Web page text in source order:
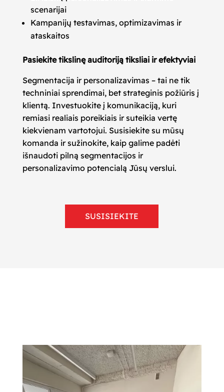
scenarijai
Kampanijų testavimas, optimizavimas ir
ataskaitos
Pasiekite tikslinę auditoriją tiksliai ir efektyviai
Segmentacija ir personalizavimas – tai ne tik
techniniai sprendimai, bet strateginis požiūris į
klientą. Investuokite į komunikaciją, kuri
remiasi realiais poreikiais ir suteikia vertę
kiekvienam vartotojui. Susisiekite su mūsų
komanda ir sužinokite, kaip galime padėti
išnaudoti pilną segmentacijos ir
personalizavimo potencialą Jūsų verslui.
SUSISIEKITE